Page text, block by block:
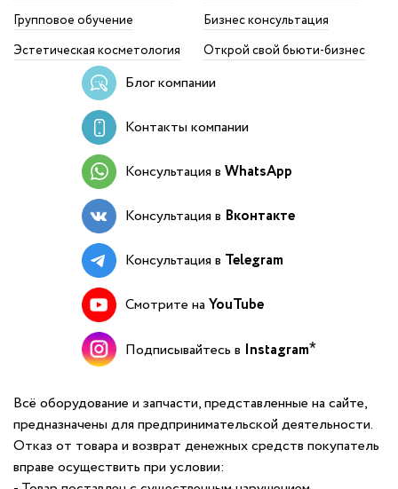
Групповое обучение
Бизнес консультация
Эстетическая косметология
Открой свой бьюти-бизнес
Блог компании
Контакты компании
Консультация в WhatsApp
Консультация в Вконтакте
Консультация в Telegram
Смотрите на YouTube
Подписывайтесь в Instagram
Всё оборудование и запчасти, представленные на сайте,
предназначены для предпринимательской деятельности.
Отказ от товара и возврат денежных средств покупатель
вправе осуществить при условии: